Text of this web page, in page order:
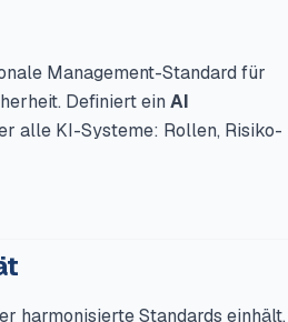
Management-Standard für
Definiert ein AI
alle KI-Systeme: Rollen, Risiko-
harmonisierte Standards einhält,